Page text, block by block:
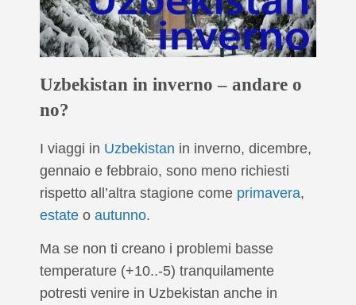
Uzbekistan in inverno – andare o
no?
I viaggi in Uzbekistan in inverno, dicembre,
gennaio e febbraio, sono meno richiesti
rispetto all’altra stagione come primavera,
estateoautunno.
Ma se non ti creano i problemi basse
temperature (+10..-5) tranquilamente
potresti venire in Uzbekistan anche in